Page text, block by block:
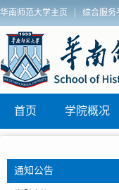
华南师范大学主页 综合服务
院2025年秋季博士学位论
首页 学院概况
通知公告